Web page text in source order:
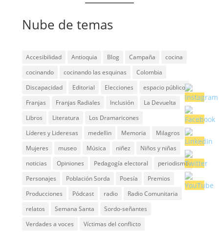
Nube de temas
Accesibilidad Antioquia Blog Campaña
cocina
cocinando
cocinando las esquinas
Colombia
Discapacidad
Editorial Elecciones
espacio público
Franjas
Franjas Radiales Inclusión
La Devuelta
Libros
Literatura
Los Dramaricones
Líderes y Lideresas
medellin Memoria
Milagros
Mujeres
museo Música niñez
Niños y niñas
noticias
Opiniones Pedagogía electoral
periodismo
Personajes
Población Sorda Poesía
Premios
Producciones
Pódcast radio
Radio Comunitaria
relatos
Semana Santa
Sordo-señantes
Verdades a voces
Víctimas del conflicto